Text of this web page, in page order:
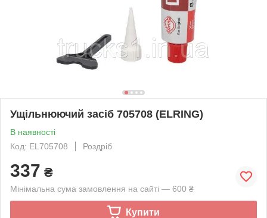
Ущільнюючий засіб 705708 (ELRING)
В наявності
Код: EL705708
Роздріб
337 ₴
Мінімальна сума замовлення на сайті — 600 ₴
Купити